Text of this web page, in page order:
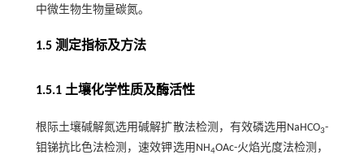
中微生物生物量碳氮。
1.5 测定指标及方法
1.5.1 土壤化学性质及酶活性
根际土壤碱解氮选用碱解扩散法检测，有效磷选用NaHCO3-
钼锑抗比色法检测，速效钾选用NH4OAc-火焰光度法检测，